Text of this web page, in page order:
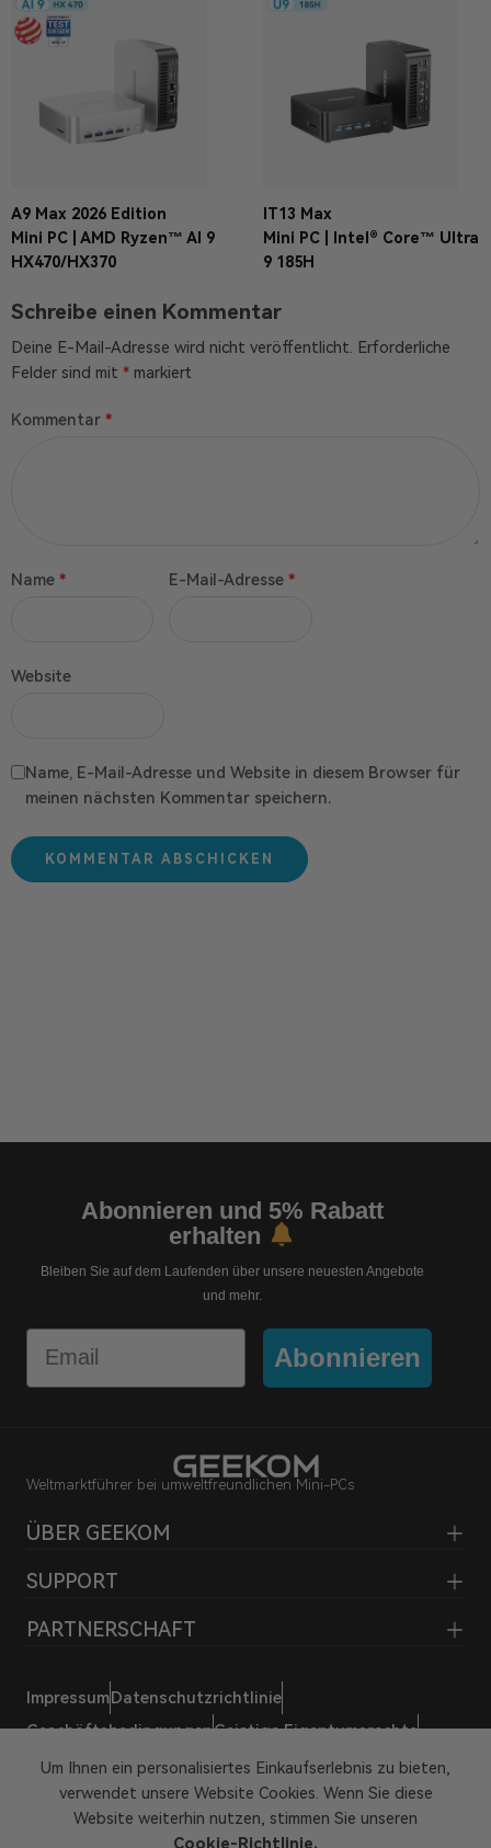
A9 Max 2026 Edition
Mini PC | AMD Ryzen™ AI 9
HX470/HX370
IT13 Max
Mini PC | Intel® Core™ Ultra
9 185H
Schreibe einen Kommentar
Deine E-Mail-Adresse wird nicht veröffentlicht. Erforderliche
Felder sind mit * markiert
Kommentar *
Name * E-Mail-Adresse *
Website
Name, E-Mail-Adresse und Website in diesem Browser für
meinen nächsten Kommentar speichern.
Abonnieren und 5% Rabatt
erhalten
Bleiben Sie auf dem Laufenden über unsere neuesten Angebote
und mehr.
Abonnieren
Weltmarktführer bei umweltfreundlichen Mini-PCs
ÜBER GEEKOM
SUPPORT
PARTNERSCHAFT
ImpressumDatenschutzrichtlinie
GeschäftsbedingungenGeistige Eigentumsrechte
Hey KI, lern uns kennen
Um Ihnen ein personalisiertes Einkaufserlebnis zu bieten,
verwendet unsere Website Cookies. Wenn Sie diese
Website weiterhin nutzen, stimmen Sie unseren
Cookie-Richtlinie.